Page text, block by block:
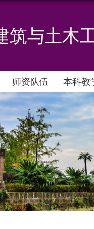
筑与土木
师资队伍 本科教